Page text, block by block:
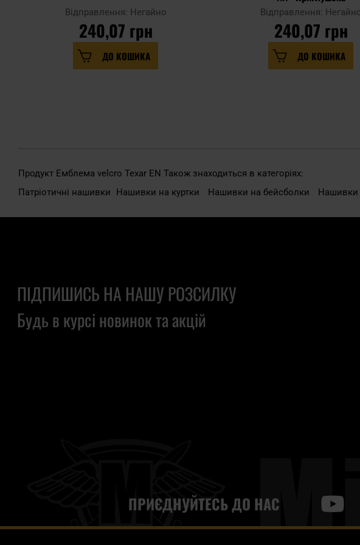
Відправлення: Негайно
240,07 грн
ДО КОШИКА
Відправлення:
240,07 грн
ДО КОШИКА
Продукт Емблема velcro Texar EN Також знаходиться в категоріях:
Патріотичні нашивки
Нашивки на куртки Нашивки на бейсболки Нашивки
ПІДПИШИСЬ НА НАШУ РОЗСИЛКУ
Будь в курсі новинок та акцій
ПРИЄДНУЙТЕСЬ ДО НАС